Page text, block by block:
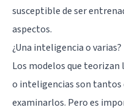
susceptible de ser
aspectos.
¿Una inteligencia o varias?
Los modelos que
o inteligenciasson tantos
examinarlos. Pero es